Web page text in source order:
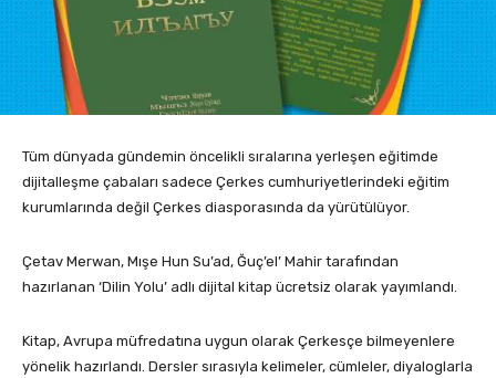
Tüm dünyada gündemin öncelikli sıralarına yerleşen eğitimde
dijitalleşme çabaları sadece Çerkes cumhuriyetlerindeki eğitim
kurumlarında değil Çerkes diasporasında da yürütülüyor.
Çetav Merwan, Mışe Hun Su’ad, Ğuç’el’ Mahir tarafından
hazırlanan ‘Dilin Yolu’ adlı dijital kitap ücretsiz olarak yayımlandı.
Kitap, Avrupa müfredatına uygun olarak Çerkesçe bilmeyenlere
yönelik hazırlandı. Dersler sırasıyla kelimeler, cümleler, diyaloglarla